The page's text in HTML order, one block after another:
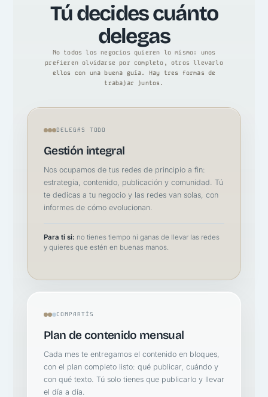
Tú decides cuánto
delegas
No todos los negocios quieren lo mismo: unos
prefieren olvidarse por completo, otros llevarlo
ellos con una buena guía. Hay tres formas de
trabajar juntos.
DELEGAS TODO
Gestión integral
Nos ocupamos de tus redes de principio a fin:
estrategia, contenido, publicación y comunidad. Tú
te dedicas a tu negocio y las redes van solas, con
informes de cómo evolucionan.
Para ti si: no tienes tiempo ni ganas de llevar las redes
y quieres que estén en buenas manos.
COMPARTÍS
Plan de contenido mensual
Cada mes te entregamos el contenido en bloques,
con el plan completo listo: qué publicar, cuándo y
con qué texto. Tú solo tienes que publicarlo y llevar
el día a día.